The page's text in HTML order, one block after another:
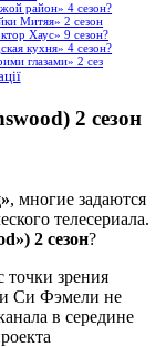
район» 4 сезон?
Митяя» 2 сезон
Хаус» 9 сезон?
кухня» 4 сезон?
глазами» 2 сез
2 сезон
, многие задаются
телесериала.
2 сезон?
зрения
Си Фэмели не
в середине